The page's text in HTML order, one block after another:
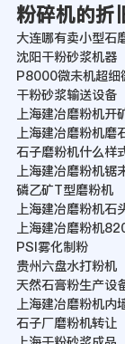
粉碎机的折
大连哪有卖小型石
沈阳干粉砂浆机器
P8000微未机超细
干粉砂浆输送设备
上海建冶磨粉机开
上海建冶磨粉机磨
石子磨粉机什么样
上海建冶磨粉机锯
磷乙矿T型磨粉机
上海建冶磨粉机石
上海建冶磨粉机
PSI雾化制粉
贵州六盘水打粉机
天然石膏粉生产设
上海建冶磨粉机内
石子厂磨粉机转让